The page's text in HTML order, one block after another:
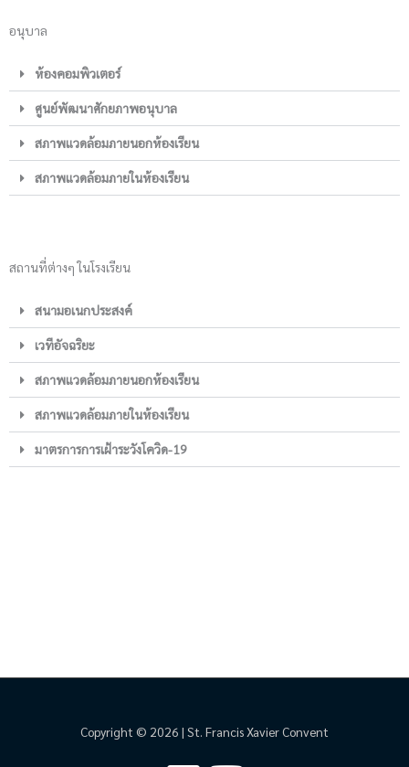
อนุบาล
ห้องคอมพิวเตอร์
ศูนย์พัฒนาศักยภาพอนุบาล
สภาพแวดล้อมภายนอกห้องเรียน
สภาพแวดล้อมภายในห้องเรียน
สถานที่ต่างๆ ในโรงเรียน
สนามอเนกประสงค์
เวทีอัจฉริยะ
สภาพแวดล้อมภายนอกห้องเรียน
สภาพแวดล้อมภายในห้องเรียน
มาตรการการเฝ้าระวังโควิด-19
Copyright © 2026 | St. Francis Xavier Convent